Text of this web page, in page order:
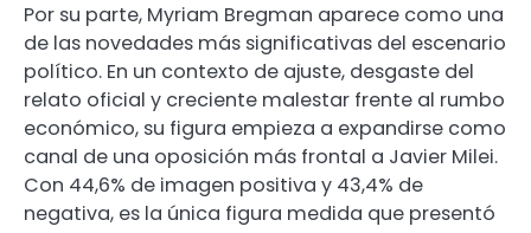
Por su parte, Myriam Bregman aparece como una
de las novedades más significativas del escenario
político. En un contexto de ajuste, desgaste del
relato oficial y creciente malestar frente al rumbo
económico, su figura empieza a expandirse como
canal de una oposición más frontal a Javier Milei.
Con 44,6% de imagen positiva y 43,4% de
negativa, es la única figura medida que presentó